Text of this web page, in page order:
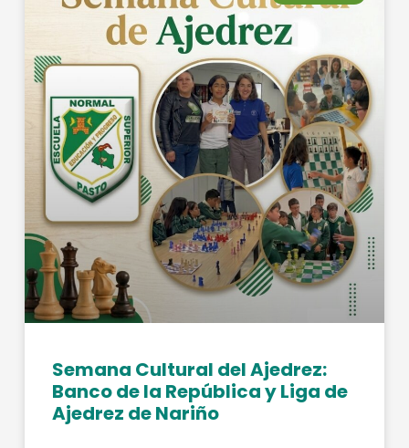
Semana Cultural del Ajedrez:
Banco de la República y Liga de
Ajedrez de Nariño